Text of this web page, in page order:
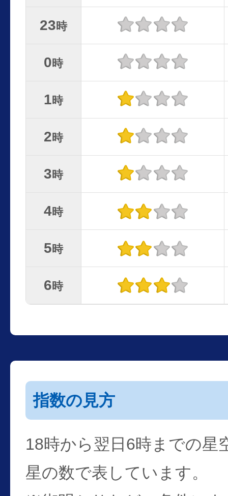
23時
0時
1時
2時
3時
4時
5時
6時
指数の見方
18時から翌日6時までの星
星の数で表しています。